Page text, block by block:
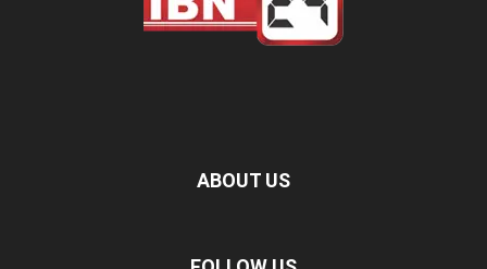
ABOUT US